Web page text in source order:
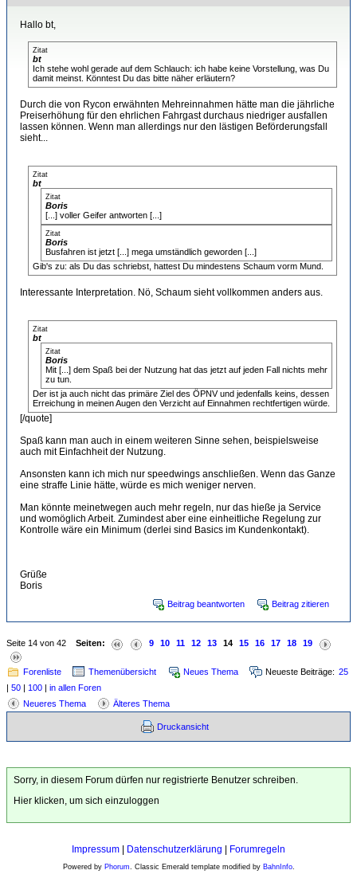
Hallo bt,
Zitat
bt
Ich stehe wohl gerade auf dem Schlauch: ich habe keine Vorstellung, was Du
damit meinst. Könntest Du das bitte näher erläutern?
Durch die von Rycon erwähnten Mehreinnahmen hätte man die jährliche
Preiserhöhung für den ehrlichen Fahrgast durchaus niedriger ausfallen
lassen können. Wenn man allerdings nur den lästigen Beförderungsfall
sieht...
Zitat
bt
Zitat
Boris
[...] voller Geifer antworten [...]
Zitat
Boris
Busfahren ist jetzt [...] mega umständlich geworden [...]
Gib's zu: als Du das schriebst, hattest Du mindestens Schaum vorm Mund.
Interessante Interpretation. Nö, Schaum sieht vollkommen anders aus.
Zitat
bt
Zitat
Boris
Mit [...] dem Spaß bei der Nutzung hat das jetzt auf jeden Fall nichts mehr
zu tun.
Der ist ja auch nicht das primäre Ziel des ÖPNV und jedenfalls keins, dessen
Erreichung in meinen Augen den Verzicht auf Einnahmen rechtfertigen würde.
[/quote]
Spaß kann man auch in einem weiteren Sinne sehen, beispielsweise
auch mit Einfachheit der Nutzung.
Ansonsten kann ich mich nur speedwings anschließen. Wenn das Ganze
eine straffe Linie hätte, würde es mich weniger nerven.
Man könnte meinetwegen auch mehr regeln, nur das hieße ja Service
und womöglich Arbeit. Zumindest aber eine einheitliche Regelung zur
Kontrolle wäre ein Minimum (derlei sind Basics im Kundenkontakt).
Grüße
Boris
Beitrag beantworten Beitrag zitieren
Seite 14 von 42 Seiten: 9 10 11 12 13 14 15 16 17 18 19
Forenliste Themenübersicht Neues Thema Neueste Beiträge: 25
| 50 | 100 | in allen Foren
Neueres Thema
Älteres Thema
Druckansicht
Sorry, in diesem Forum dürfen nur registrierte Benutzer schreiben.
Hier klicken, um sich einzuloggen
Impressum Datenschutzerklärung Forumregeln
Powered by Phorum. Classic Emerald template modified by BahnInfo.